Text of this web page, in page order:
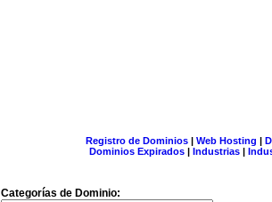
Registro de Dominios| Web Hosting |
Dominios Expirados | Industrias |
Categorías de Dominio: